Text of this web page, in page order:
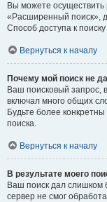
Вы можете
«Расширенный поиск»,
Способ доступа к
Вернуться к началу
Почему мой поиск не
Ваш поисковый
включал много общих
Будьте более
поиска.
Вернуться к началу
В результате моего
Ваш поиск дал слишком
сервер не смог